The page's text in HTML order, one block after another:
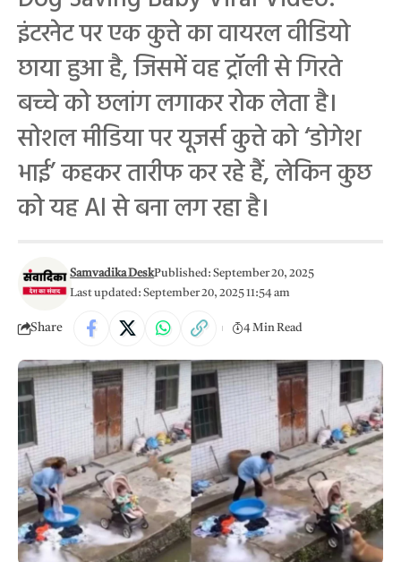
इंटरनेट पर एक कुत्ते का वायरल वीडियो
छाया हुआ है, जिसमें वह ट्रॉली से गिरते
बच्चे को छलांग लगाकर रोक लेता है।
सोशल मीडिया पर यूजर्स कुत्ते को ‘डोगेश
भाई’ कहकर तारीफ कर रहे हैं, लेकिन कुछ
को यह AI से बना लग रहा है।
Last updated: September 20, 2025 11:54 am
Samvadika DeskPublished: September 20, 2025
Share 4 Min Read